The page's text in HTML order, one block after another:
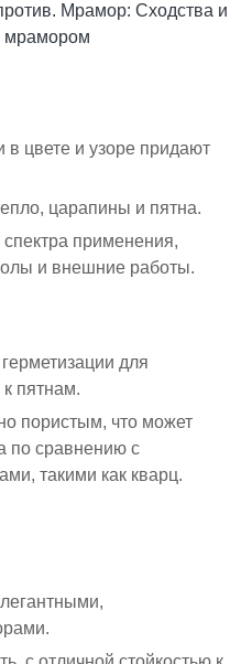
Мрамор: Сходства и
мрамором
в цвете и узоре придают
царапины и пятна.
применения,
и внешние работы.
для
пятнам.
пористым, что может
по сравнению с
такими как кварц.